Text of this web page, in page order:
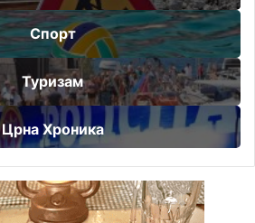
Спорт
Туризам
Црна Хроника